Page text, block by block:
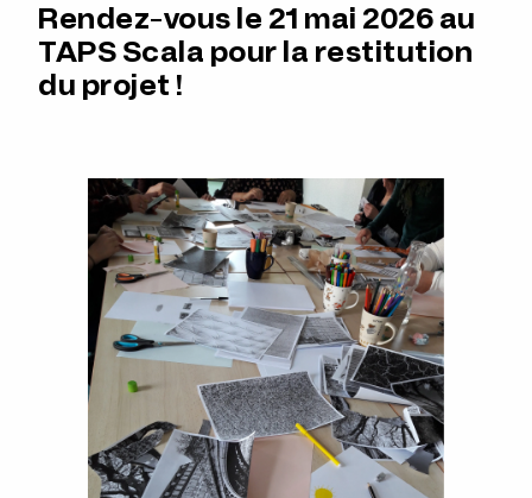
Rendez-vous le 21 mai 2026 au
TAPS Scala pour la restitution
du projet !